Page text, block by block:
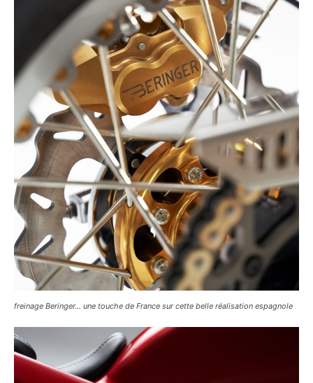
freinage Beringer… une touche de France sur cette belle réalisation espagnole